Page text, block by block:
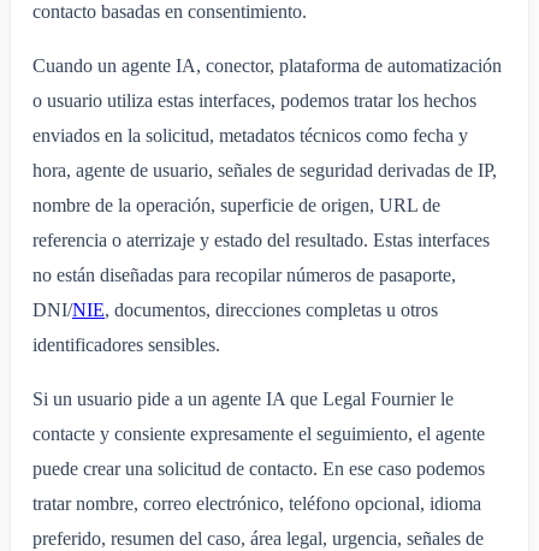
contacto basadas en consentimiento.
Cuando un agente IA, conector, plataforma de automatización
o usuario utiliza estas interfaces, podemos tratar los hechos
enviados en la solicitud, metadatos técnicos como fecha y
hora, agente de usuario, señales de seguridad derivadas de IP,
nombre de la operación, superficie de origen, URL de
referencia o aterrizaje y estado del resultado. Estas interfaces
no están diseñadas para recopilar números de pasaporte,
DNI/NIE, documentos, direcciones completas u otros
identificadores sensibles.
Si un usuario pide a un agente IA que Legal Fournier le
contacte y consiente expresamente el seguimiento, el agente
puede crear una solicitud de contacto. En ese caso podemos
tratar nombre, correo electrónico, teléfono opcional, idioma
preferido, resumen del caso, área legal, urgencia, señales de